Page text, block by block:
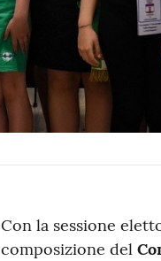
Contenuto
Con la sessione
composizione del